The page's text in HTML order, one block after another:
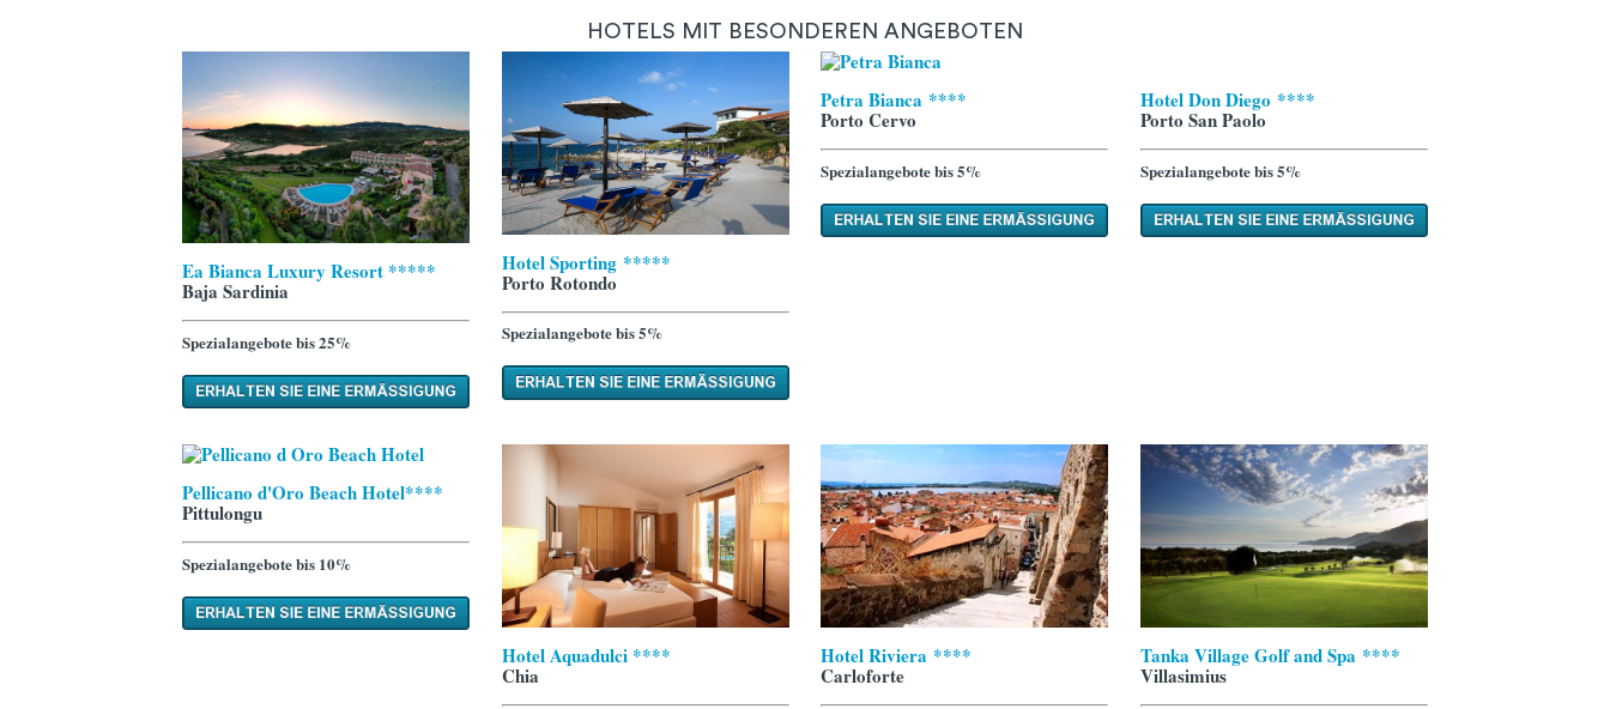
HOTELS MIT BESONDEREN ANGEBOTEN
Ea Bianca Luxury Resort *****
Baja Sardinia
Spezialangebote bis 25%
Hotel Sporting *****
Porto Rotondo
Spezialangebote bis 5%
Petra Bianca ****
Porto Cervo
Spezialangebote bis 5%
Hotel Don Diego ****
Porto San Paolo
Spezialangebote bis 5%
Pellicano d'Oro Beach Hotel****
Pittulongu
Spezialangebote bis 10%
Hotel Aquadulci ****
Chia
Hotel Riviera ****
Carloforte
Tanka Village Golf and Spa ****
Villasimius